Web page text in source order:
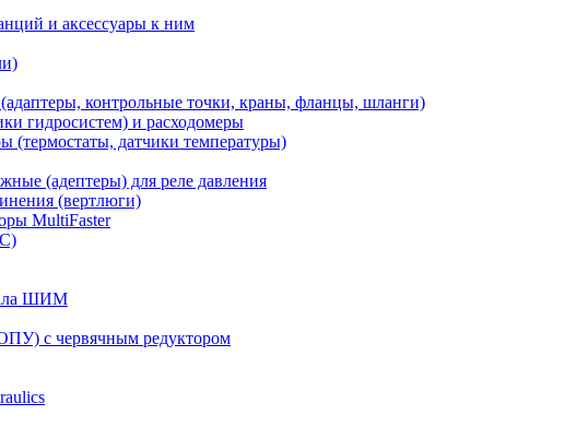
и аксессуары к ним
контрольные точки, краны, фланцы, шланги)
гидросистем) и расходомеры
(термостаты, датчики температуры)
(адептеры) для реле давления
(вертлюги)
MultiFaster
ШИМ
с червячным редуктором